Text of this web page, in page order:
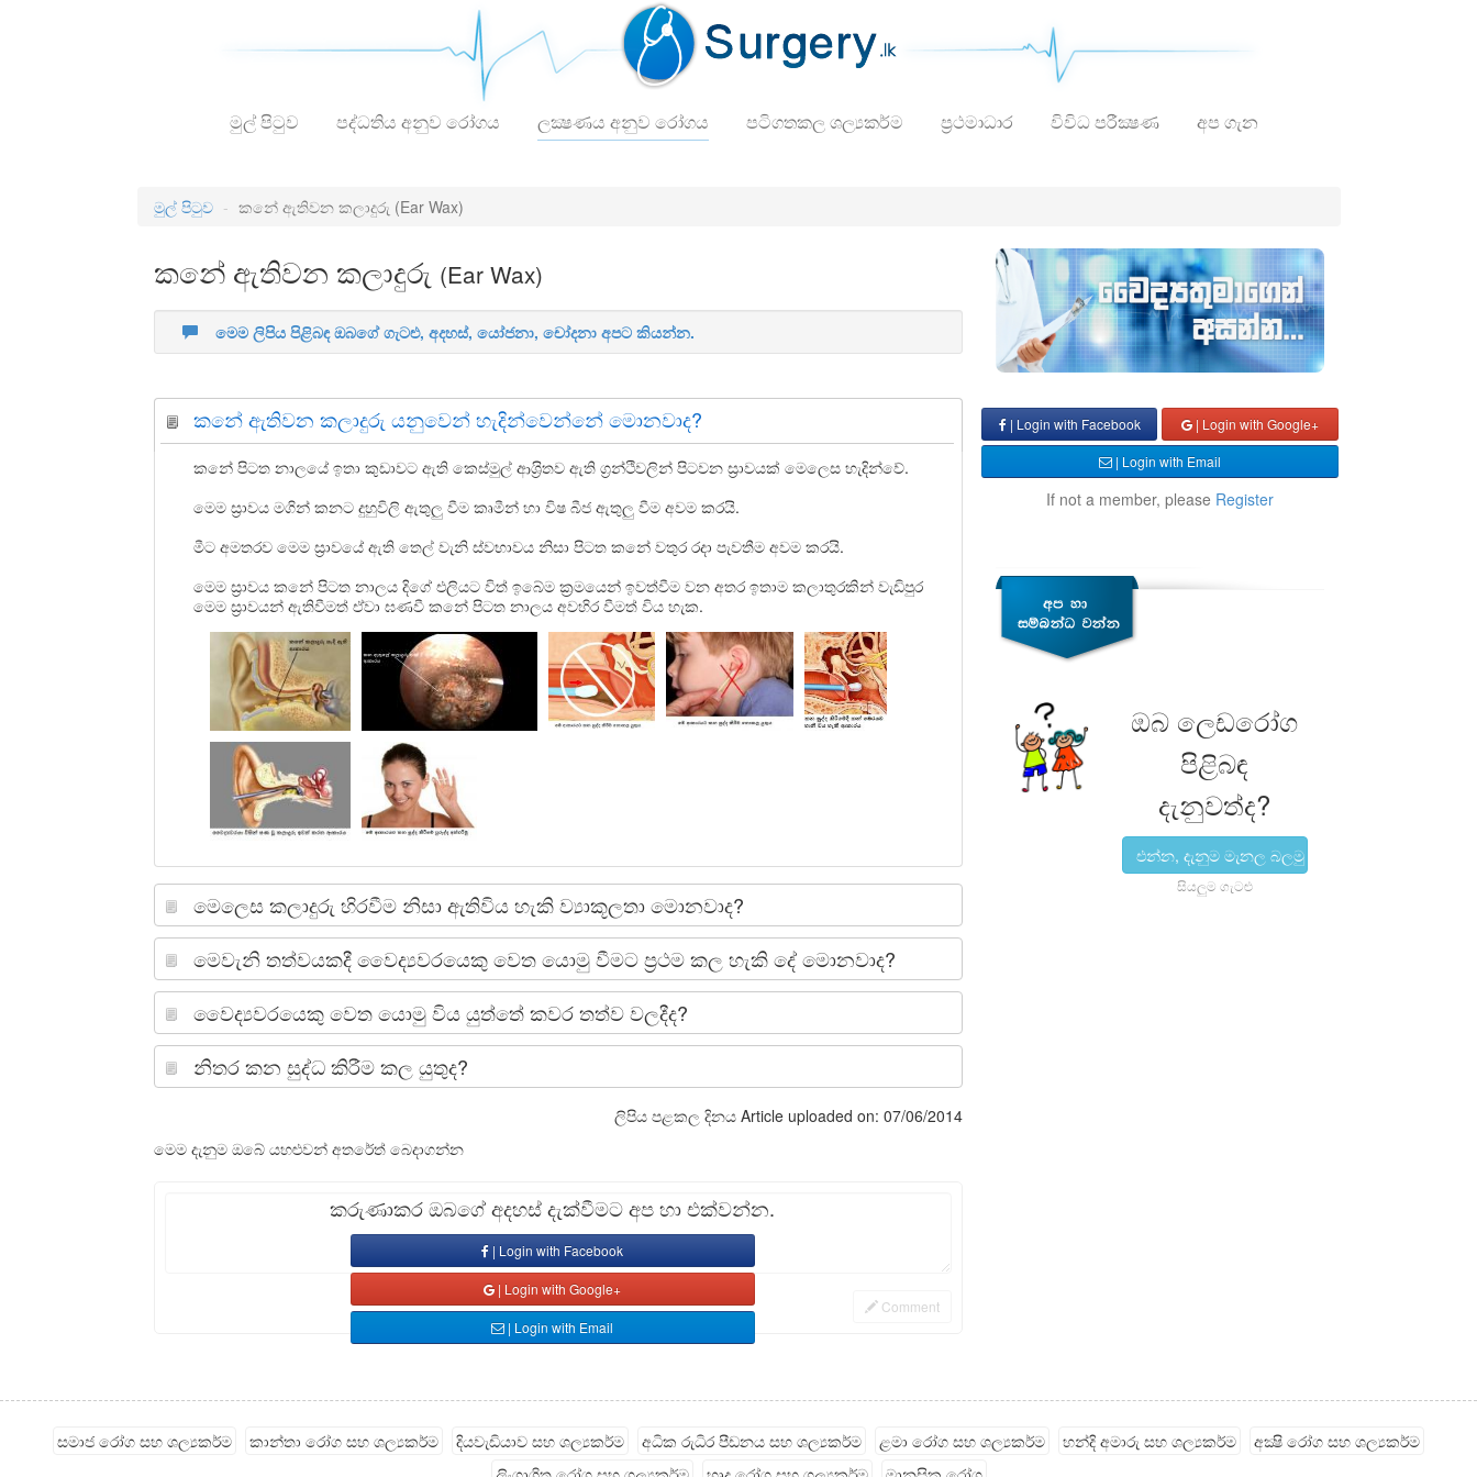
මුල් පිටුව පද්ධතිය අනුව රෝගය ලක්‍ෂණය අනුව රෝගය පටිගතකල ශල්‍යකර්ම ප්‍රථමාධාර විවිධ පරීක්‍ෂණ අප ගැන
මුල් පිටුව කනේ ඇතිවන කලාදුරු (Ear Wax)
කනේ ඇතිවන කලාදුරු (Ear Wax)
මෙම ලිපිය පිළිබඳ ඔබගේ ගැටළු, අදහස්, යෝජනා, චෝදනා අපට කියන්න.
කනේ ඇතිවන කලාදුරු යනුවෙන් හැදින්වෙන්නේ මොනවාද?
කනේ පිටත නාලයේ ඉතා කුඩාවට ඇති කෙස්මුල් ආශ‍්‍රිතව ඇති ග‍්‍රන්ථිවලින් පිටවන ස‍්‍රාවයක් මෙලෙස හැදින්වේ.
මෙම ස‍්‍රාවය මගින් කනට දුහුවිලි ඇතුලු වීම කෘමීන් හා විෂ බීජ ඇතුලු වීම අවම කරයි.
මීට අමතරව මෙම ස‍්‍රාවයේ ඇති තෙල් වැනි ස්වභාවය නිසා පිටත කනේ වතුර රදා පැවතීම අවම කරයි.
මෙම ස‍්‍රාවය කනේ පිටත නාලය දිගේ එලියට විත් ඉබේම ක‍්‍රමයෙන් ඉවත්වීම වන අතර ඉතාම කලාතුරකින් වැඩිපුර
මෙම ස‍්‍රාවයන් ඇතිවීමත් ඒවා ඝණවී කනේ පිටත නාලය අවහිර වීමත් විය හැක.
මෙලෙස කලාදුරු හිරවීම නිසා ඇතිවිය හැකි ව්‍යාකූලතා මොනවාද?
මෙවැනි තත්වයකදී වෛද්‍යවරයෙකු වෙත යොමු වීමට ප‍්‍රථම කල හැකි දේ මොනවාද?
වෛද්‍යවරයෙකු වෙත යොමු විය යුත්තේ කවර තත්ව වලදීද?
නිතර කන සුද්ධ කිරීම කල යුතුද?
ලිපිය පළකල දිනය Article uploaded on: 07/06/2014
මෙම දැනුම ඔබේ යහළුවන් අතරේත් බෙදාගන්න
කරුණාකර ඔබගේ අදහස් දැක්වීමට අප හා එක්වන්න.
| Login with Facebook
| Login with Google+
| Login with Email
Comment
| Login with Facebook
| Login with Google+
| Login with Email
If not a member, please Register
ඔබ ලෙඩරෝග
පිළිබඳ
දැනුවත්ද?
එන්න, දැනුම මැනල බලමු
සියලුම ගැටළු
සමාජ රෝග සහ ශල්‍යකර්ම කාන්තා රෝග සහ ශල්‍යකර්ම දියවැඩියාව සහ ශල්‍යකර්ම අධික රුධිර පීඩනය සහ ශල්‍යකර්ම ළමා රෝග සහ ශල්‍යකර්ම හන්දි අමාරු සහ ශල්‍යකර්ම
අක්‍ෂි රෝග සහ ශල්‍යකර්ම